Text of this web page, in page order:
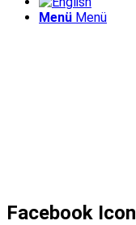
Menü Menü
Facebook Icon